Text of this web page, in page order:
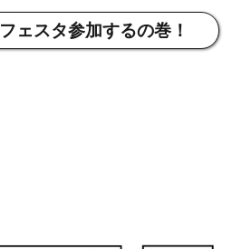
ェスタ参加するの巻！